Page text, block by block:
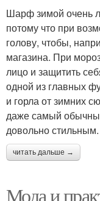
Шарф зимой очень
потому что при
голову, чтобы,
магазина. При
лицо и защитить
одной из главных
и горла от зимних
даже самый
довольно стильным.
читать дальше →
Мода и